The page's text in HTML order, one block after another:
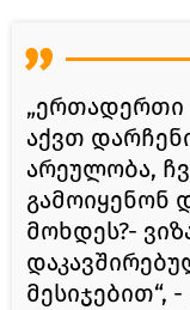
„ერთადერთი
აქვთ
არეულობა,
გამოიყენონ
მოხდეს?-
მესიჯებით“,